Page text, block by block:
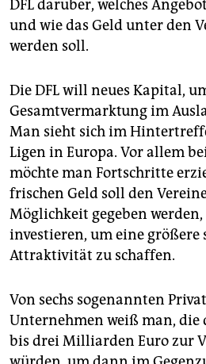
DFL darüber, welches
und wie das Geld unter den
werden soll.
Die DFL will neues Kapital,
Gesamtvermarktung im
Man sieht sich im
Ligen in Europa. Vor allem
möchte man Fortschritte
frischen Geld soll den
Möglichkeit gegeben
investieren, um eine größere
Attraktivität zu schaffen.
Von sechs sogenannten
Unternehmen weiß man, die
bis drei Milliarden Euro zur